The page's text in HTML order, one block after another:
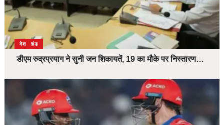
उत्तराखंड
देश
डीएम रुद्रप्रयाग ने सुनी जन शिकायतें, 19 का मौके पर निस्तारण…